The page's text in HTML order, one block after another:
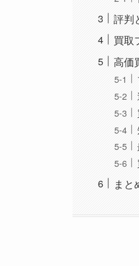
評判
買取
高価
まと